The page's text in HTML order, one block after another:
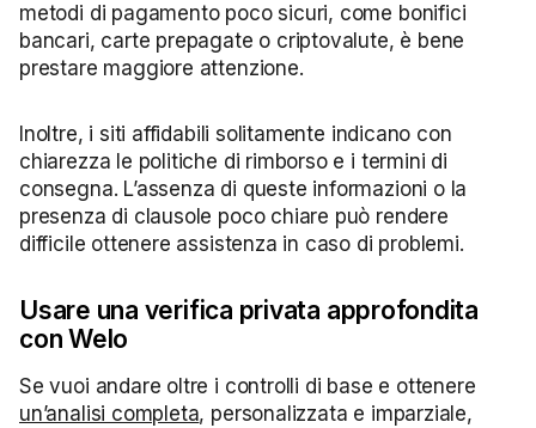
metodi di pagamento poco sicuri, come bonifici
bancari, carte prepagate o criptovalute, è bene
prestare maggiore attenzione.
Inoltre, i siti affidabili solitamente indicano con
chiarezza le politiche di rimborso e i termini di
consegna. L’assenza di queste informazioni o la
presenza di clausole poco chiare può rendere
difficile ottenere assistenza in caso di problemi.
Usare una verifica privata approfondita
con Welo
Se vuoi andare oltre i controlli di base e ottenere
un’analisi completa, personalizzata e imparziale,